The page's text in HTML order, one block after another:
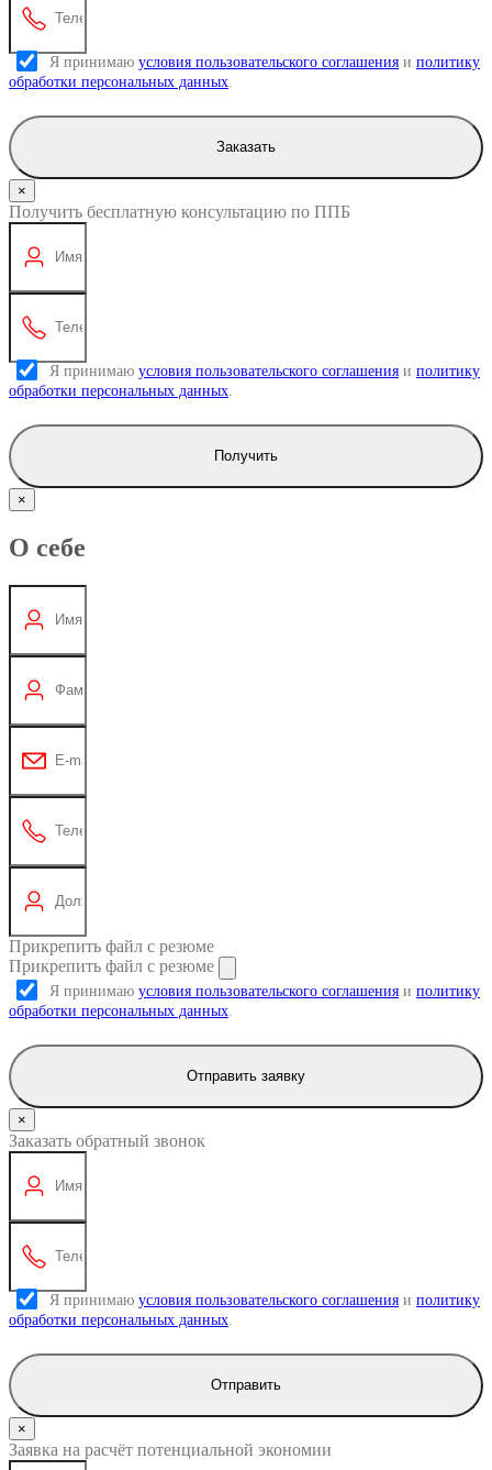
Я принимаю условия пользовательского соглашения и политику
обработки персональных данных
Заказать
×
Получить бесплатную консультацию по ППБ
Я принимаю условия пользовательского соглашения и политику
обработки персональных данных
Получить
×
О себе
Прикрепить файл с резюме
Прикрепить файл с резюме
Я принимаю условия пользовательского соглашения и политику
обработки персональных данных
Отправить заявку
×
Заказать обратный звонок
Я принимаю условия пользовательского соглашения и политику
обработки персональных данных
Отправить
×
Заявка на расчёт потенциальной экономии